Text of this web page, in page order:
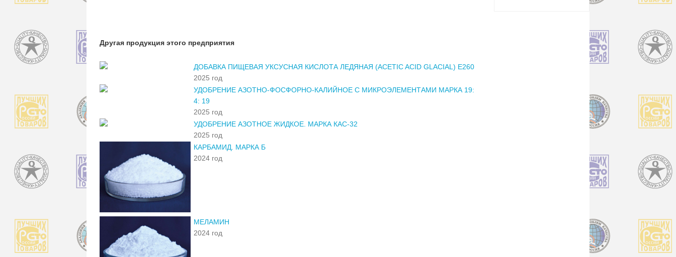
Другая продукция этого предприятия
ДОБАВКА ПИЩЕВАЯ УКСУСНАЯ КИСЛОТА ЛЕДЯНАЯ (ACETIC ACID GLACIAL) E260
2025 год
УДОБРЕНИЕ АЗОТНО-ФОСФОРНО-КАЛИЙНОЕ С МИКРОЭЛЕМЕНТАМИ МАРКА 19:
4: 19
2025 год
УДОБРЕНИЕ АЗОТНОЕ ЖИДКОЕ. МАРКА КАС-32
2025 год
КАРБАМИД. МАРКА Б
2024 год
МЕЛАМИН
2024 год